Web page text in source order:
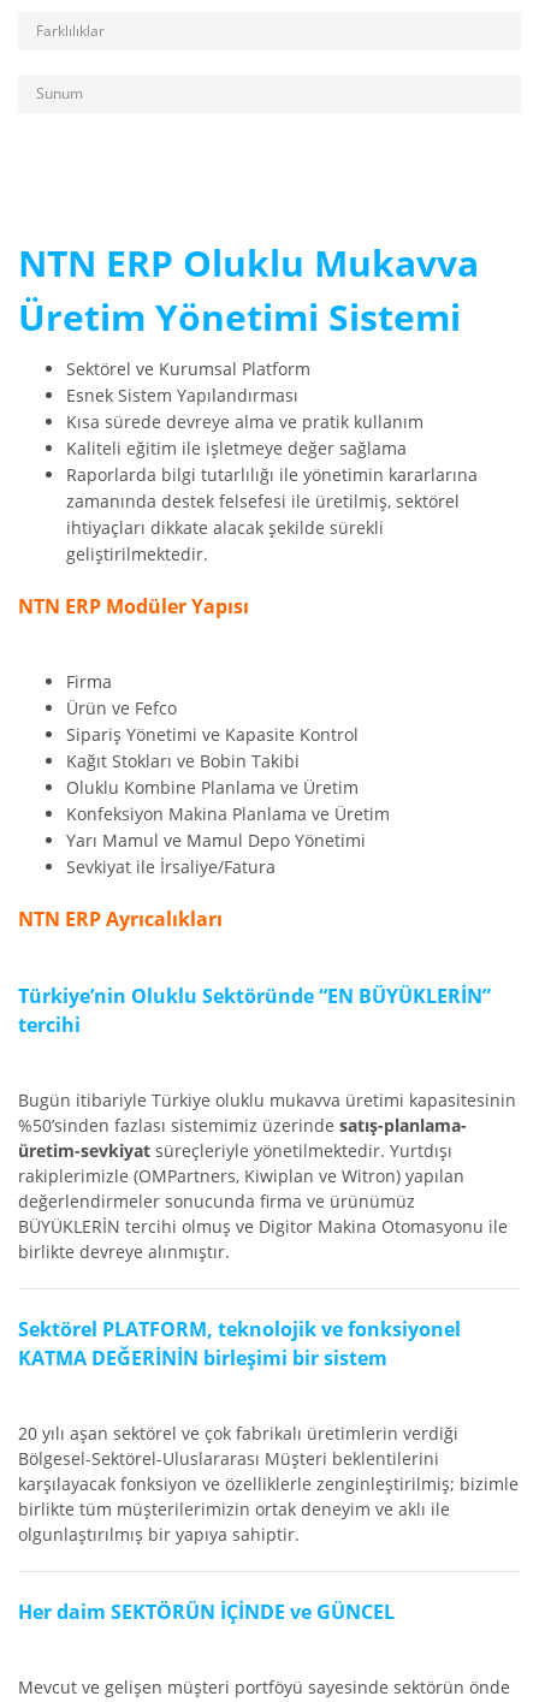
Farklılıklar
Sunum
NTN ERP Oluklu Mukavva
Üretim Yönetimi Sistemi
Sektörel ve Kurumsal Platform
Esnek Sistem Yapılandırması
Kısa sürede devreye alma ve pratik kullanım
Kaliteli eğitim ile işletmeye değer sağlama
Raporlarda bilgi tutarlılığı ile yönetimin kararlarına
zamanında destek felsefesi ile üretilmiş, sektörel
ihtiyaçları dikkate alacak şekilde sürekli
geliştirilmektedir.
NTN ERP Modüler Yapısı
Firma
Ürün ve Fefco
Sipariş Yönetimi ve Kapasite Kontrol
Kağıt Stokları ve Bobin Takibi
Oluklu Kombine Planlama ve Üretim
Konfeksiyon Makina Planlama ve Üretim
Yarı Mamul ve Mamul Depo Yönetimi
Sevkiyat ile İrsaliye/Fatura
NTN ERP Ayrıcalıkları
Türkiye’nin Oluklu Sektöründe “EN BÜYÜKLERİN”
tercihi
Bugün itibariyle Türkiye oluklu mukavva üretimi kapasitesinin
%50’sinden fazlası sistemimiz üzerinde satış-planlama-
üretim-sevkiyat süreçleriyle yönetilmektedir. Yurtdışı
rakiplerimizle (OMPartners, Kiwiplan ve Witron) yapılan
değerlendirmeler sonucunda firma ve ürünümüz
BÜYÜKLERİN tercihi olmuş ve Digitor Makina Otomasyonu ile
birlikte devreye alınmıştır.
Sektörel PLATFORM, teknolojik ve fonksiyonel
KATMA DEĞERİNİN birleşimi bir sistem
20 yılı aşan sektörel ve çok fabrikalı üretimlerin verdiği
Bölgesel-Sektörel-Uluslararası Müşteri beklentilerini
karşılayacak fonksiyon ve özelliklerle zenginleştirilmiş; bizimle
birlikte tüm müşterilerimizin ortak deneyim ve aklı ile
olgunlaştırılmış bir yapıya sahiptir.
Her daim SEKTÖRÜN İÇİNDE ve GÜNCEL
Mevcut ve gelişen müşteri portföyü sayesinde sektörün önde